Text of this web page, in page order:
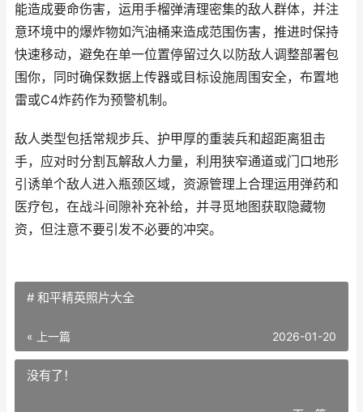
能造成要命伤害，运用手榴弹清理密集的敌人群体，并注
意环境中的爆炸物如汽油桶来造成范围伤害，推进时保持
快速移动，避免在单一位置停留过久以防敌人调整部署包
围你，同时确保数据上传器或目标设施周围安全，布置地
雷或C4炸药作为预警机制。
敌人类型包括常规步兵、护甲厚的重装兵和超距离狙击
手，应对时分割瓦解敌人力量，利用狭窄通道或门口地形
引诱单个敌人进入瓶颈区域，资源管理上合理运用弹药和
医疗包，在战斗间隙补充补给，并寻觅地图获取隐藏物
资，但注意不要引发不必要的冲突。
# 和平精英照片大全
« 上一篇 2026-01-20
没有了！